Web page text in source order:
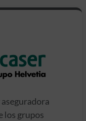
los grupos